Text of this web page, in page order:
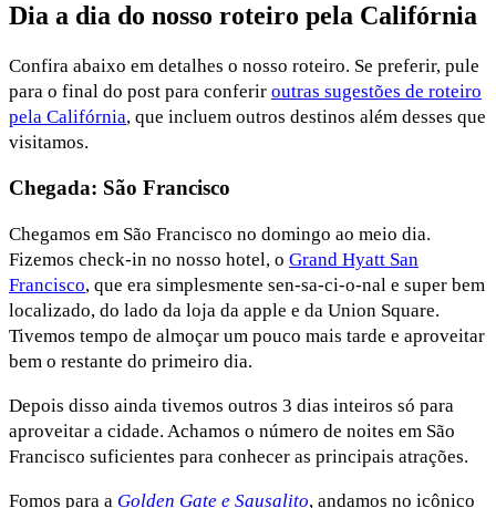
Dia a dia do nosso roteiro pela Califórnia
Confira abaixo em detalhes o nosso roteiro. Se preferir, pule
para o final do post para conferir outras sugestões de roteiro
pela Califórnia, que incluem outros destinos além desses que
visitamos.
Chegada: São Francisco
Chegamos em São Francisco no domingo ao meio dia.
Fizemos check-in no nosso hotel, o Grand Hyatt San
Francisco, que era simplesmente sen-sa-ci-o-nal e super bem
localizado, do lado da loja da apple e da Union Square.
Tivemos tempo de almoçar um pouco mais tarde e aproveitar
bem o restante do primeiro dia.
Depois disso ainda tivemos outros 3 dias inteiros só para
aproveitar a cidade. Achamos o número de noites em São
Francisco suficientes para conhecer as principais atrações.
Fomos para a Golden Gate e Sausalito, andamos no icônico